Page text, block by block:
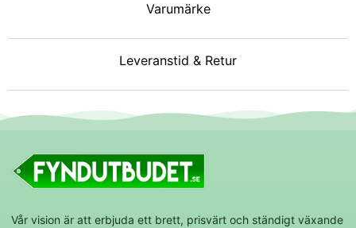
Varumärke
Leveranstid & Retur
Vår vision är att erbjuda ett brett, prisvärt och ständigt växande